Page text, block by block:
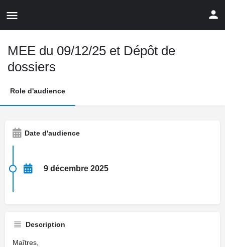
MEE du 09/12/25 et Dépôt de
dossiers
Role d'audience
Date d'audience
9 décembre 2025
Description
Maîtres,